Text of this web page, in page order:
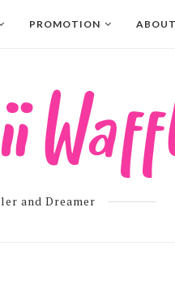
PROMOTION
and Dreamer